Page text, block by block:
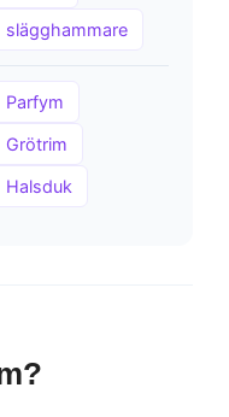
slägghammare
Parfym
Grötrim
Halsduk